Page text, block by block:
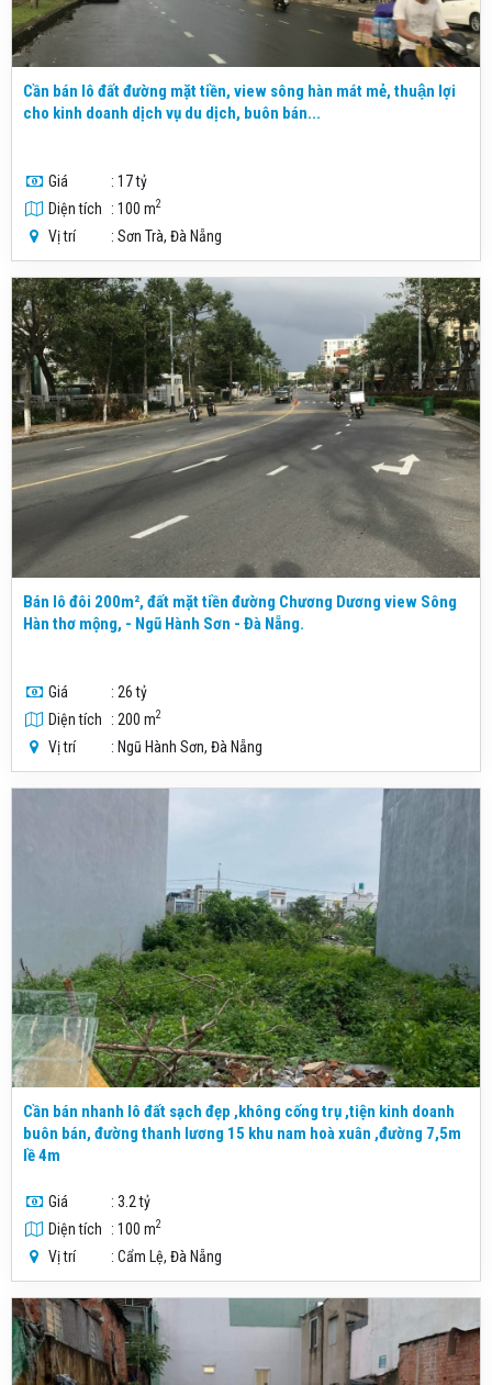
Cần bán lô đất đường mặt tiền, view sông hàn mát mẻ, thuận lợi
cho kinh doanh dịch vụ du dịch, buôn bán...
Giá
: 17 tỷ
Diện tích
: 100 m2
Vị trí : Sơn Trà, Đà Nẵng
Bán lô đôi 200m², đất mặt tiền đường Chương Dương view Sông
Hàn thơ mộng, - Ngũ Hành Sơn - Đà Nẵng.
Giá
: 26 tỷ
Diện tích
: 200 m2
Vị trí : Ngũ Hành Sơn, Đà Nẵng
Cần bán nhanh lô đất sạch đẹp ,không cống trụ ,tiện kinh doanh
buôn bán, đường thanh lương 15 khu nam hoà xuân ,đường 7,5m
lề 4m
Giá
: 3.2 tỷ
Diện tích
: 100 m2
Vị trí : Cẩm Lệ, Đà Nẵng